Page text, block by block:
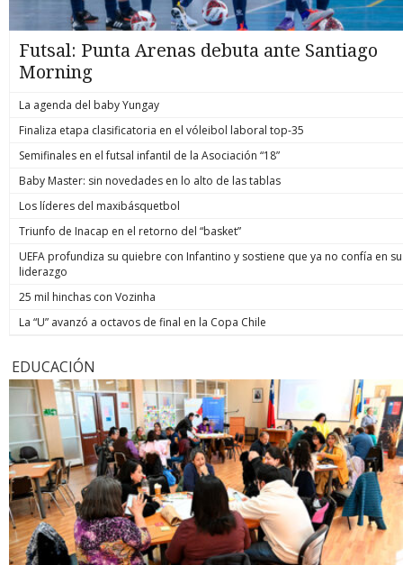
Futsal: Punta Arenas debuta ante Santiago
Morning
La agenda del baby Yungay
Finaliza etapa clasificatoria en el vóleibol laboral top-35
Semifinales en el futsal infantil de la Asociación “18”
Baby Master: sin novedades en lo alto de las tablas
Los líderes del maxibásquetbol
Triunfo de Inacap en el retorno del “basket”
UEFA profundiza su quiebre con Infantino y sostiene que ya no confía en su
liderazgo
25 mil hinchas con Vozinha
La “U” avanzó a octavos de final en la Copa Chile
EDUCACIÓN